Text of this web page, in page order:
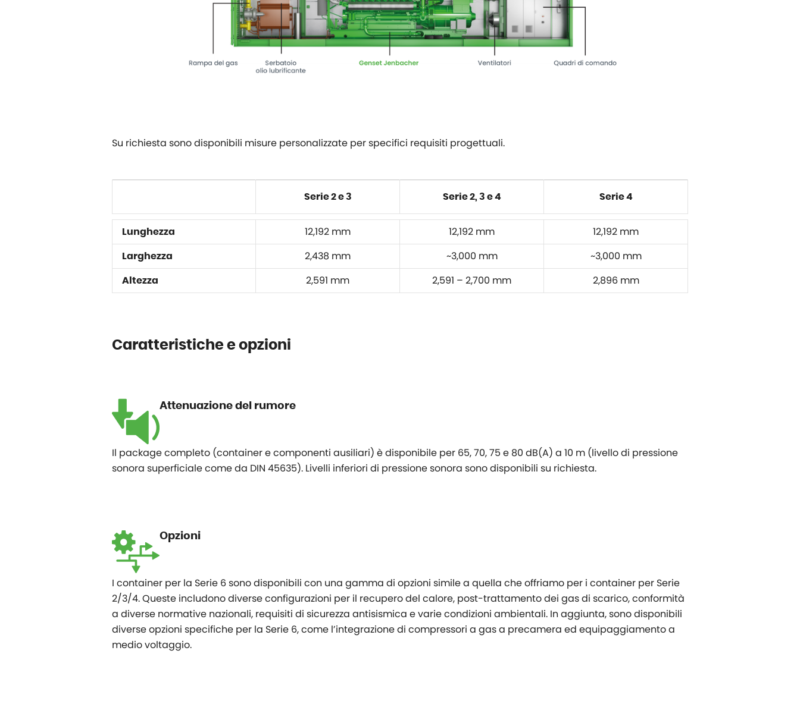
Su richiesta sono disponibili misure personalizzate per specifici requisiti progettuali.
Serie 2 e 3 Serie 2, 3 e 4 Serie 4
Lunghezza 12,192 mm 12,192 mm 12,192 mm
Larghezza 2,438 mm ~3,000 mm ~3,000 mm
Altezza 2,591 mm 2,591 – 2,700 mm 2,896 mm
Caratteristiche e opzioni
Attenuazione del rumore
Il package completo (container e componenti ausiliari) è disponibile per 65, 70, 75 e 80 dB(A) a 10 m (livello di pressione
sonora superficiale come da DIN 45635). Livelli inferiori di pressione sonora sono disponibili su richiesta.
Opzioni
I container per la Serie 6 sono disponibili con una gamma di opzioni simile a quella che offriamo per i container per Serie
2/3/4. Queste includono diverse configurazioni per il recupero del calore, post-trattamento dei gas di scarico, conformità
a diverse normative nazionali, requisiti di sicurezza antisismica e varie condizioni ambientali. In aggiunta, sono disponibili
diverse opzioni specifiche per la Serie 6, come l’integrazione di compressori a gas a precamera ed equipaggiamento a
medio voltaggio.